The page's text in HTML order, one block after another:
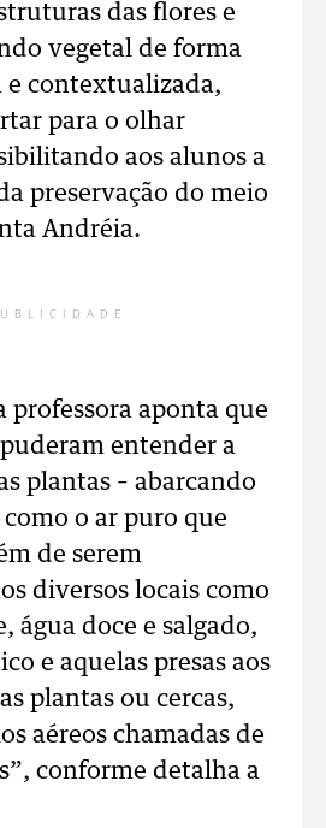
das flores e
vegetal de forma
e contextualizada,
para o olhar
aos alunos a
preservação do meio
Andréia.
professora aponta que
entender a
plantas – abarcando
o ar puro que
de serem
diversos locais como
água doce e salgado,
e aquelas presas aos
plantas ou cercas,
aéreos chamadas de
conforme detalha a